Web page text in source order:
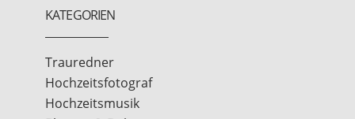
KATEGORIEN
Trauredner
Hochzeitsfotograf
Hochzeitsmusik